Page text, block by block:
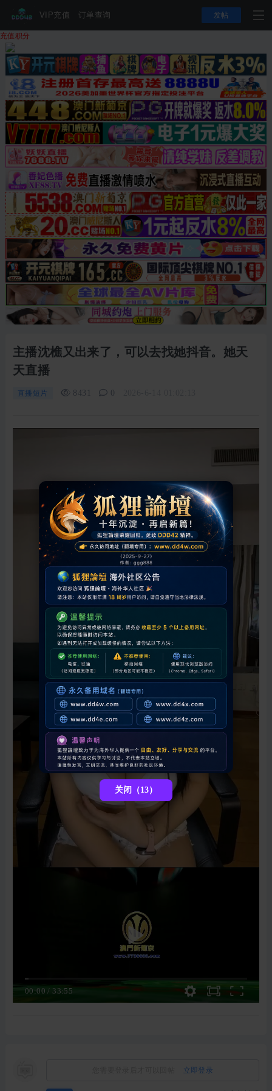
VIP充值 订单查询 发帖
充值积分
主播沈樵又出来了，可以去找她抖音。她天
天直播
直播短片 8431 0
00:00 / 33:55
立即登录
关闭（13）